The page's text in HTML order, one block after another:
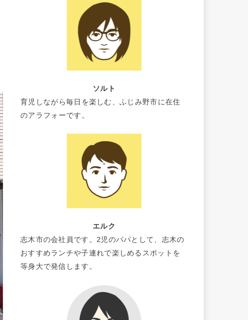
ソルト
育児しながら毎日を楽しむ、ふじみ野市に在住
のアラフォーです。
エルク
志木市の会社員です。2児のパパとして、志木の
おすすめランチや子連れで楽しめるスポットを
等身大で発信します。